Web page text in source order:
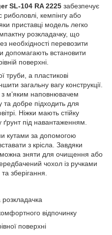
SL-104 RA 2225 забезпечує
кемпінгу або
приставці модель легко
розкладачку, що
необхідності перевозити
допомагають встановити
поверхні.
труби, а пластикові
загальну вагу конструкції.
м’яким наповнювачем
добре підходить для
Ніжки мають стійку
ґрунт під навантаженням.
кутами за допомогою
з крісла. Завдяки
зняти для очищення або
чохол із ручками
зберігання.
розкладачка
відпочинку
поверхні